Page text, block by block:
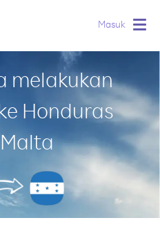
Masuk
melakukan
Honduras